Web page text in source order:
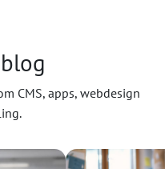
CMS, apps, webdesign